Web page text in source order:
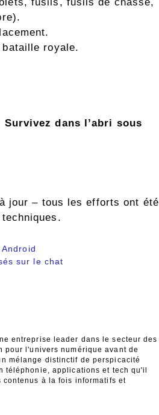
fusils, fusils de chasse,
bataille royale.
dans l’abri sous
jour – tous les efforts ont été
sur le chat
entreprise leader dans le secteur des
pour l'univers numérique avant de
mélange distinctif de perspicacité
applications et tech qu'il
à la fois informatifs et